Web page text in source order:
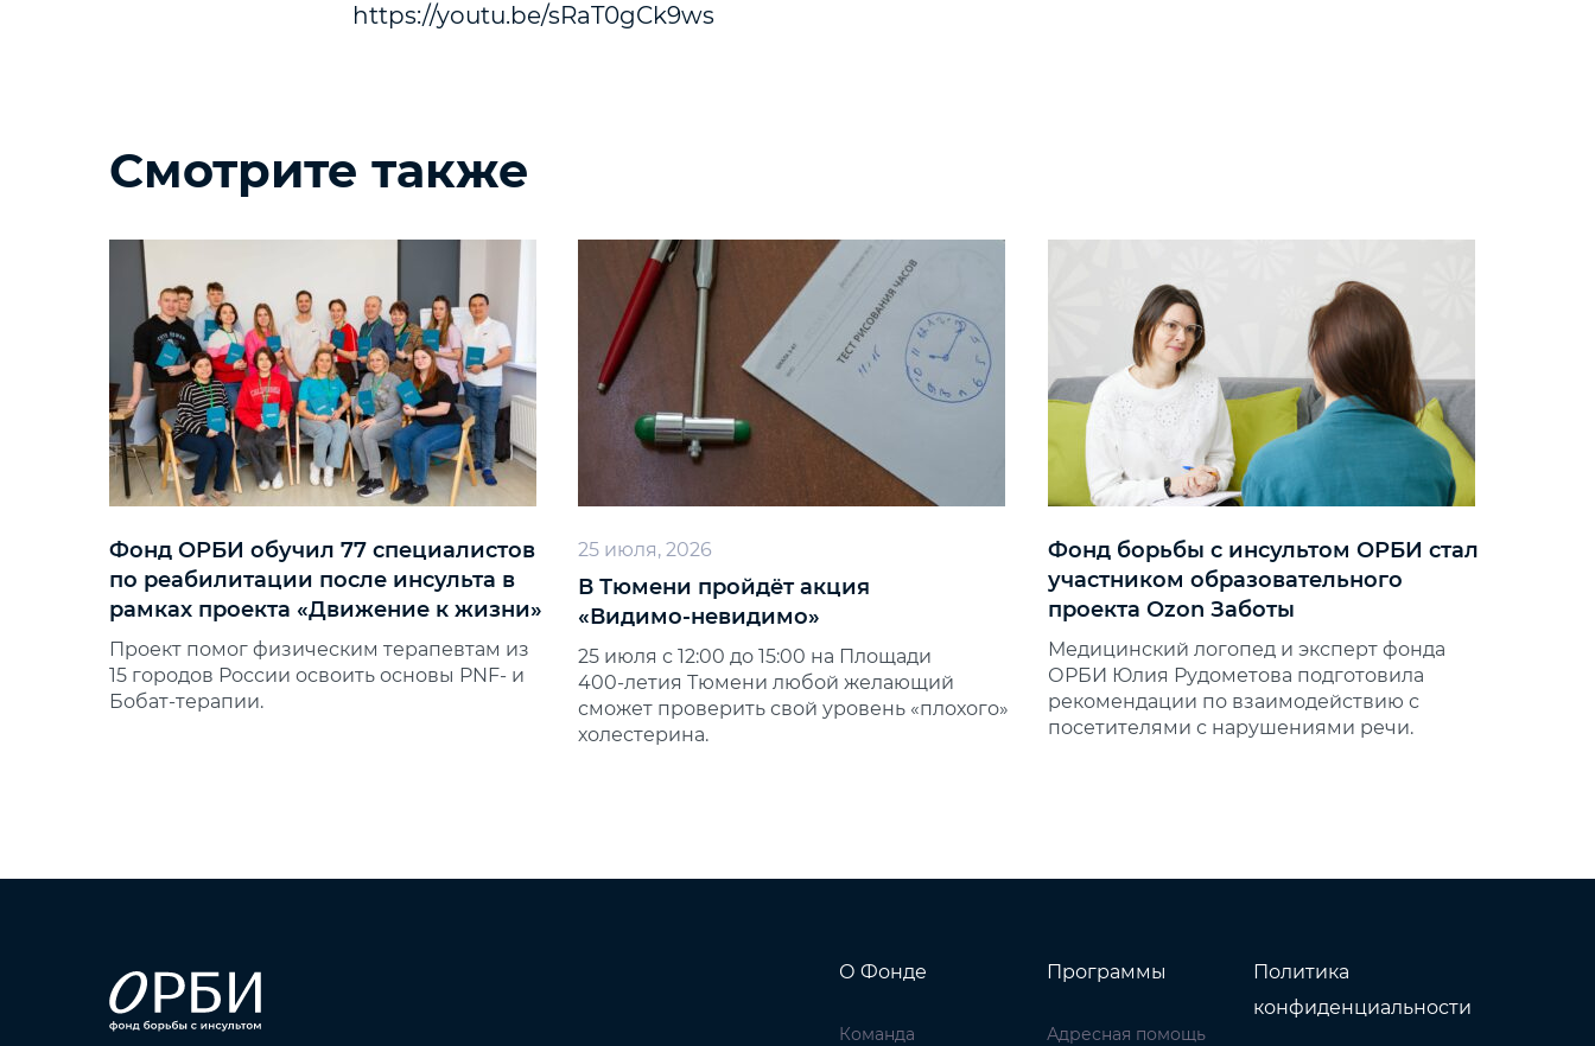
https://youtu.be/sRaT0gCk9ws
Смотрите также
Фонд ОРБИ обучил 77 специалистов
по реабилитации после инсульта в
рамках проекта «Движение к жизни»
Проект помог физическим терапевтам из
15 городов России освоить основы PNF‑ и
Бобат‑терапии.
25 июля, 2026
В Тюмени пройдёт акция
«Видимо‑невидимо»
25 июля с 12:00 до 15:00 на Площади
400‑летия Тюмени любой желающий
сможет проверить свой уровень «плохого»
холестерина.
Фонд борьбы с инсультом ОРБИ стал
участником образовательного
проекта Ozon Заботы
Медицинский логопед и эксперт фонда
ОРБИ Юлия Рудометова подготовила
рекомендации по взаимодействию с
посетителями с нарушениями речи.
О Фонде
Команда
Программы
Адресная помощь
Политика
конфиденциальности